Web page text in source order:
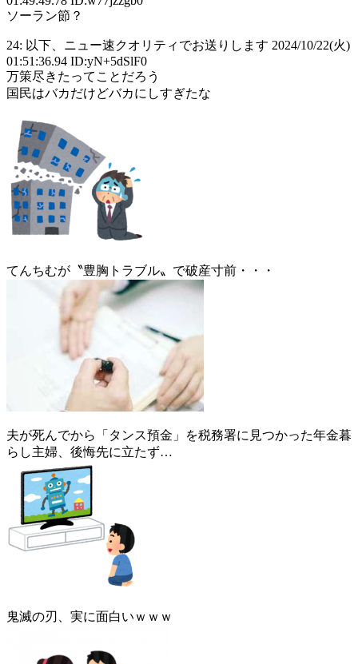
ソーラン節？
24: 以下、ニュー速クオリティでお送りします 2024/10/22(火)
01:51:36.94 ID:yN+5dSlF0
万策尽きたってことだろう
国民はバカだけどバカにしすぎたな
てんちむが〝豊胸トラブル〟で破産寸前・・・
夫が死んでから「タンス預金」を税務署に見つかった年金暮
らし主婦、後悔先に立たず…
鬼滅の刃、実に面白いｗｗｗ